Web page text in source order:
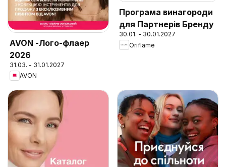
AVON -Лого-флаер
2026
31.03. - 31.01.2027
AVON
Програма винагороди
для Партнерів Бренду
30.01. - 30.01.2027
Oriflame